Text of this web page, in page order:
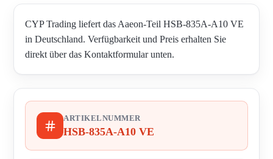
CYP Trading liefert das Aaeon-Teil HSB-835A-A10 VE
in Deutschland. Verfügbarkeit und Preis erhalten Sie
direkt über das Kontaktformular unten.
ARTIKELNUMMER
HSB-835A-A10 VE